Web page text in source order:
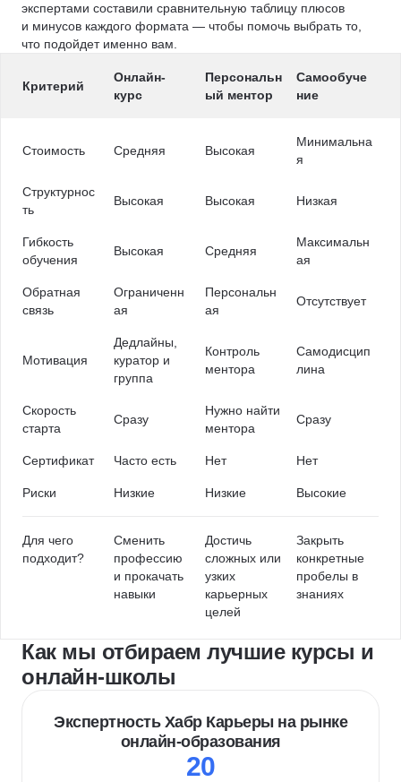
экспертами составили сравнительную таблицу плюсов
и минусов каждого формата — чтобы помочь выбрать то,
что подойдет именно вам.
Критерий
Онлайн-
курс
Персональн
ый ментор
Самообуче
ние
Стоимость Средняя Высокая
Минимальна
я
Структурнос
ть
Высокая Высокая Низкая
Гибкость
обучения
Высокая Средняя
Максимальн
ая
Обратная
связь
Ограниченн
ая
Персональн
ая
Отсутствует
Мотивация
Дедлайны,
куратор и
группа
Контроль
ментора
Самодисцип
лина
Скорость
старта
Сразу
Нужно найти
ментора
Сразу
Сертификат Часто есть Нет Нет
Риски Низкие Низкие Высокие
Для чего
подходит?
Сменить
профессию
и прокачать
навыки
Достичь
сложных или
узких
карьерных
целей
Закрыть
конкретные
пробелы в
знаниях
Как мы отбираем лучшие курсы и
онлайн-школы
Экспертность Хабр Карьеры на рынке
онлайн-образования
20